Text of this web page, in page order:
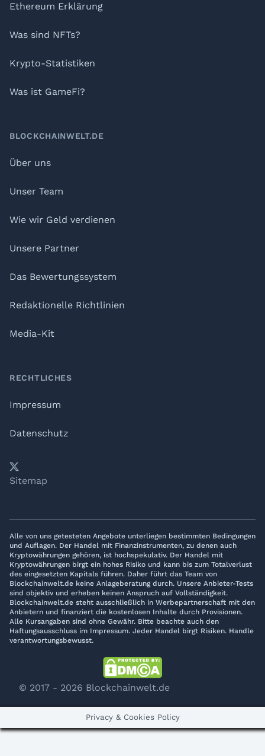
Ethereum Erklärung
Was sind NFTs?
Krypto-Statistiken
Was ist GameFi?
BLOCKCHAINWELT.DE
Über uns
Unser Team
Wie wir Geld verdienen
Unsere Partner
Das Bewertungssystem
Redaktionelle Richtlinien
Media-Kit
RECHTLICHES
Impressum
Datenschutz
YouTube
𝕏 LinkedIn
Telegram
Sitemap
Alle von uns getesteten Angebote unterliegen bestimmten Bedingungen
und Auflagen. Der Handel mit Finanzinstrumenten, zu denen auch
Kryptowährungen gehören, ist hochspekulativ. Der Handel mit
Kryptowährungen birgt ein hohes Risiko und kann bis zum Totalverlust
des eingesetzten Kapitals führen. Daher führt das Team von
Blockchainwelt.de keine Anlageberatung durch. Unsere Anbieter-Tests
sind objektiv und erheben keinen Anspruch auf Vollständigkeit.
Blockchainwelt.de steht ausschließlich in Werbepartnerschaft mit den
Anbietern und finanziert die kostenlosen Inhalte durch Provisionen.
Alle Kursangaben sind ohne Gewähr. Bitte beachte auch den
Haftungsausschluss im Impressum. Jeder Handel birgt Risiken. Handle
verantwortungsbewusst.
© 2017 - 2026 Blockchainwelt.de
Privacy & Cookies Policy